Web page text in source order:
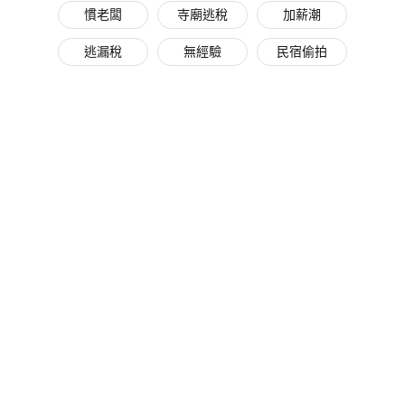
慣老闆 寺廟逃稅 加薪潮
逃漏稅 無經驗 民宿偷拍